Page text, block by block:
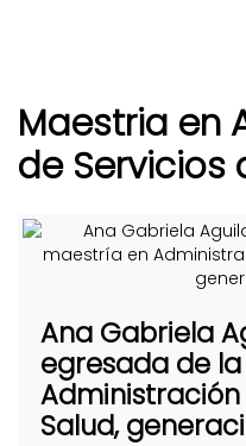
Maestria en
de Servicios
Ana Gabriela
egresada de
Administración
Salud,